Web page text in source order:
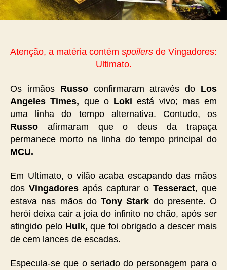
Atenção, a matéria contém spoilers de Vingadores:
Ultimato.
Os irmãos Russoconfirmaram através do Los
Angeles Times, que o Loki está vivo; mas em
uma linha do tempo alternativa. Contudo, os
Russo afirmaram que o deus da trapaça
permanece morto na linha do tempo principal do
MCU.
Em Ultimato, o vilão acaba escapando das mãos
dos Vingadores após capturar o Tesseract, que
estava nas mãos doTony Stark do presente. O
herói deixa cair a joia do infinito no chão, após ser
atingido pelo Hulk, que foi obrigado a descer mais
de cem lances de escadas.
Especula-se que o seriado do personagem para o